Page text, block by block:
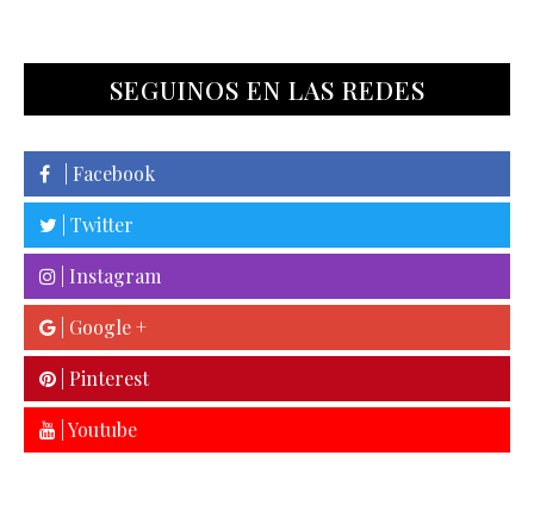
SEGUINOS EN LAS REDES
| Facebook
| Twitter
| Instagram
| Google +
| Pinterest
| Youtube